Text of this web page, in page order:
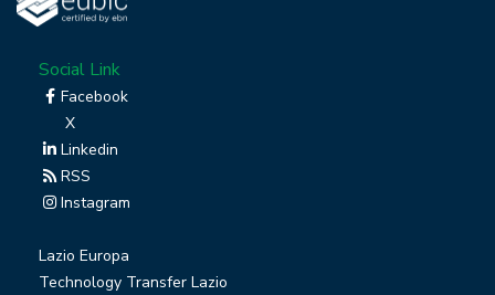
Social Link
Facebook
X
Linkedin
RSS
Instagram
Lazio Europa
Technology Transfer Lazio